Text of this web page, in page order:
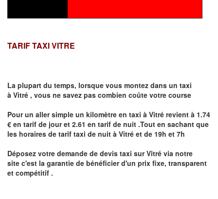
TARIF TAXI VITRE
La plupart du temps, lorsque vous montez dans un taxi
à Vitré , vous ne savez pas combien coûte votre course
Pour un aller simple un kilomètre en taxi à Vitré revient à 1.74
€ en tarif de jour et 2.61 en tarif de nuit .Tout en sachant que
les horaires de tarif taxi de nuit à Vitré et de 19h et 7h
Déposez votre demande de devis taxi surVitré via notre
site c'est la garantie de bénéficier d'un prix fixe, transparent
et compétitif .